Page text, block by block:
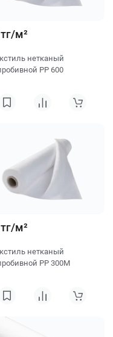
м²
нетканый
PP 600
м²
нетканый
PP 300M